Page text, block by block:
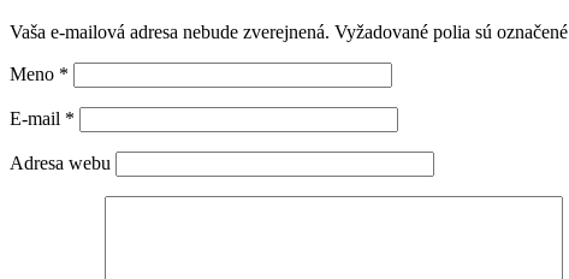
Vaša e-mailová adresa nebude zverejnená. Vyžadované polia sú označené
Meno *
E-mail *
Adresa webu